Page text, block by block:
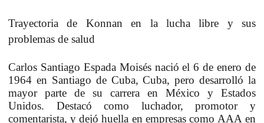
Trayectoria de Konnan en la lucha libre y sus
problemas de salud
Carlos Santiago Espada Moisésnació el 6 de enero de
1964 en Santiago de Cuba, Cuba, pero desarrolló la
mayor parte de su carrera en México y Estados
Unidos. Destacó como luchador, promotor y
comentarista, y dejó huella en empresas como AAA en